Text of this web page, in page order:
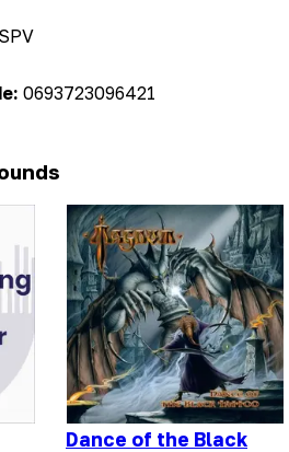
SPV
0693723096421
Dance of the Black